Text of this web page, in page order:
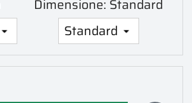
Dimensione: Standard